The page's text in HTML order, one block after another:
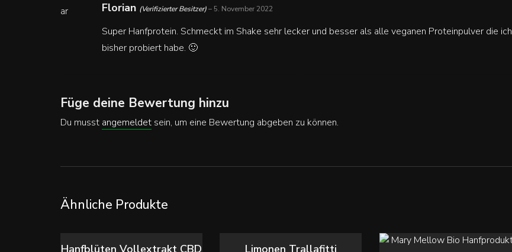
5von 5
Florian (Verifizierter Besitzer)– 5. November 2022
Super Hanfprotein. Schmeckt im Shake sehr lecker und besser als alle veganen Proteinpulver die ich
bisher probiert habe. 🙂
Füge deine Bewertung hinzu
Du musst angemeldet sein, um eine Bewertung abgeben zu können.
Ähnliche Produkte
AusverkauftWEITERLESEN
Hanfblüten Vollextrakt CBD Ausverkauft
AUSFÜHRUNG WÄHLEN
Limonen Trallafitti